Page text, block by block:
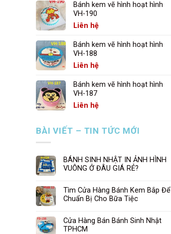
Bánh kem vẽ hình hoạt hình
VH-190
Liên hệ
Bánh kem vẽ hình hoạt hình
VH-188
Liên hệ
Bánh kem vẽ hình hoạt hình
VH-187
Liên hệ
BÀI VIẾT – TIN TỨC MỚI
BÁNH SINH NHẬT IN ẢNH HÌNH
VUÔNG Ở ĐÂU GIÁ RẺ?
Tìm Cửa Hàng Bánh Kem Bắp Để
Chuẩn Bị Cho Bữa Tiệc
Cửa Hàng Bán Bánh Sinh Nhật
TPHCM